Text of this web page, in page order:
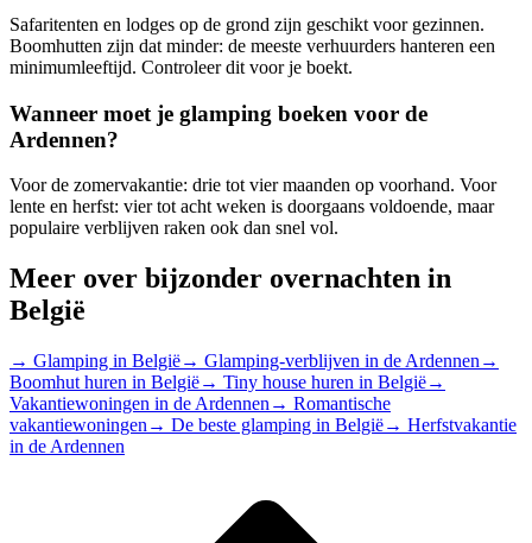
Safaritenten en lodges op de grond zijn geschikt voor gezinnen.
Boomhutten zijn dat minder: de meeste verhuurders hanteren een
minimumleeftijd. Controleer dit voor je boekt.
Wanneer moet je glamping boeken voor de
Ardennen?
Voor de zomervakantie: drie tot vier maanden op voorhand. Voor
lente en herfst: vier tot acht weken is doorgaans voldoende, maar
populaire verblijven raken ook dan snel vol.
Meer over bijzonder overnachten in
België
→ Glamping in België→ Glamping-verblijven in de Ardennen →
Boomhut huren in België→ Tiny house huren in België→
Vakantiewoningen in de Ardennen → Romantische
vakantiewoningen → De beste glamping in België→ Herfstvakantie
in de Ardennen